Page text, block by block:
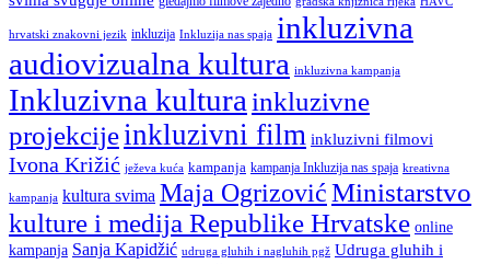
hrvatski znakovni jezik inkluzija Inkluzija nas spaja inkluzivna
audiovizualna kultura inkluzivna kampanja
Inkluzivna kultura inkluzivne
projekcijeinkluzivni film inkluzivni filmovi
Ivona Križić ježeva kuća kampanja kampanja Inkluzija nas spaja kreativna
kampanja kultura svima Maja OgrizovićMinistarstvo
kulture i medija Republike Hrvatske online
kampanja Sanja Kapidžić udruga gluhih i nagluhih pgž Udruga gluhih i